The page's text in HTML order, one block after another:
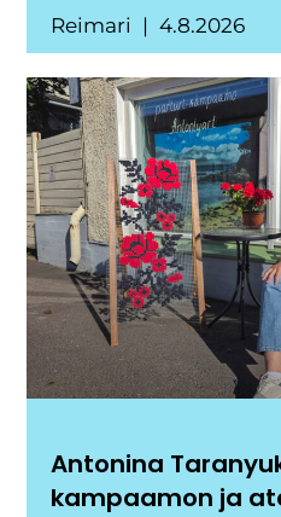
Reimari 4.8.2026
Antonina
kampaamon ja